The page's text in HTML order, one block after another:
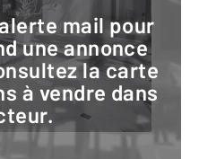
une annonce
la carte
à vendre dans